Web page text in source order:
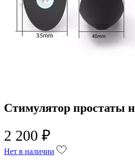
Стимулятор простаты
2 200 ₽
Нет в наличии